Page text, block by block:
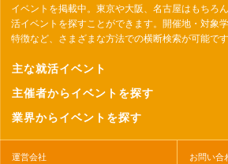
イベントを掲載中。東京や大阪、名古屋はもちろ
活イベントを探すことができます。開催地・対象
特徴など、さまざまな方法での横断検索が可能です
主な就活イベント
主催者からイベントを探す
業界からイベントを探す
運営会社 お問い合